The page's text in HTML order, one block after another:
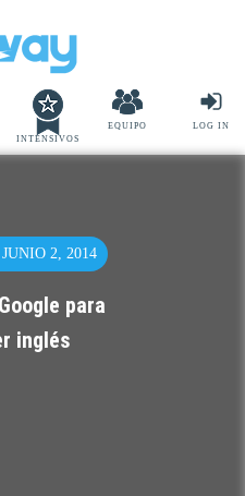
INTENSIVOS
EQUIPO LOG IN
2, 2014
para
inglés